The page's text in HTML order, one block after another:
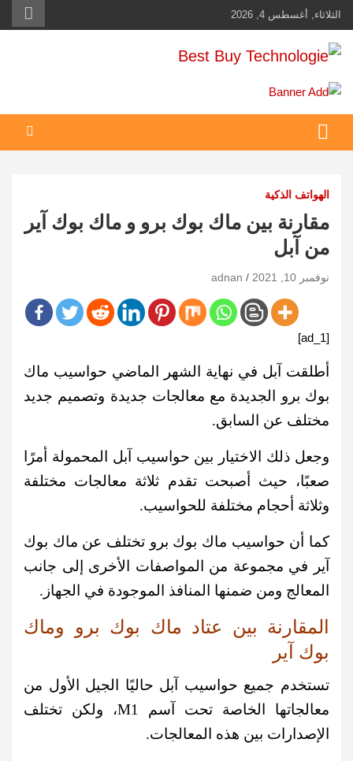
Skip
to
content
الثلاثاء, أغسطس 4, 2026
Best Buy Technologie
أهم مبيعات عالم التكنولوجيا
الهواتف الذكية
مقارنة بين ماك بوك برو و ماك بوك آير
من آبل
نوفمبر 10, 2021 adnan
[ad_1]
أطلقت آبل في نهاية الشهر الماضي حواسيب ماك
بوك برو الجديدة مع معالجات جديدة وتصميم جديد
مختلف عن السابق.
وجعل ذلك الاختيار بين حواسيب آبل المحمولة أمرًا
صعبًا، حيث أصبحت تقدم ثلاثة معالجات مختلفة
وثلاثة أحجام مختلفة للحواسيب.
كما أن حواسيب ماك بوك برو تختلف عن ماك بوك
آير في مجموعة من المواصفات الأخرى إلى جانب
المعالج ومن ضمنها المنافذ الموجودة في الجهاز.
المقارنة بين عتاد ماك بوك برو وماك
بوك آير
تستخدم جميع حواسيب آبل حاليًا الجيل الأول من
معالجاتها الخاصة تحت آسم M1، ولكن تختلف
الإصدارات بين هذه المعالجات.